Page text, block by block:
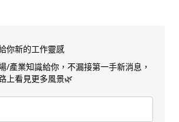
你新的工作靈感
/產業知識給你，不漏接第一手新消息，
上看見更多風景🌿